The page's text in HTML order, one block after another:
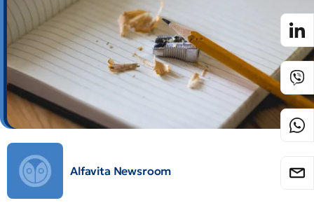
Alfavita Newsroom